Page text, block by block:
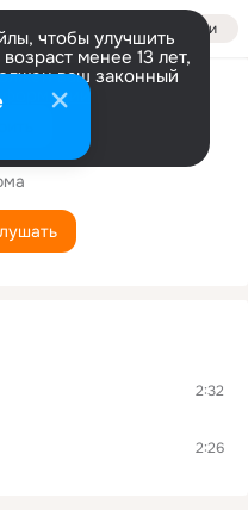
Войти
чтобы улучшить
менее 13 лет,
ваш законный
СТРАЗЫ
2:32
2:26